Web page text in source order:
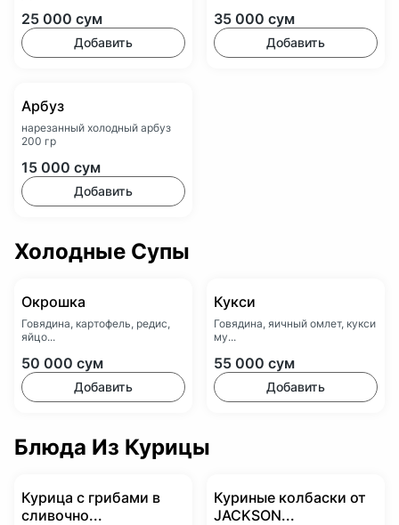
25 000 сум
Добавить
35 000 сум
Добавить
Арбуз
нарезанный холодный арбуз
200 гр
15 000 сум
Добавить
Холодные Супы
Окрошка
Говядина, картофель, редис,
яйцо...
50 000 сум
Добавить
Кукси
Говядина, яичный омлет, кукси
му...
55 000 сум
Добавить
Блюда Из Курицы
Курица с грибами в
сливочно...
Куриные колбаски от
JACKSON...